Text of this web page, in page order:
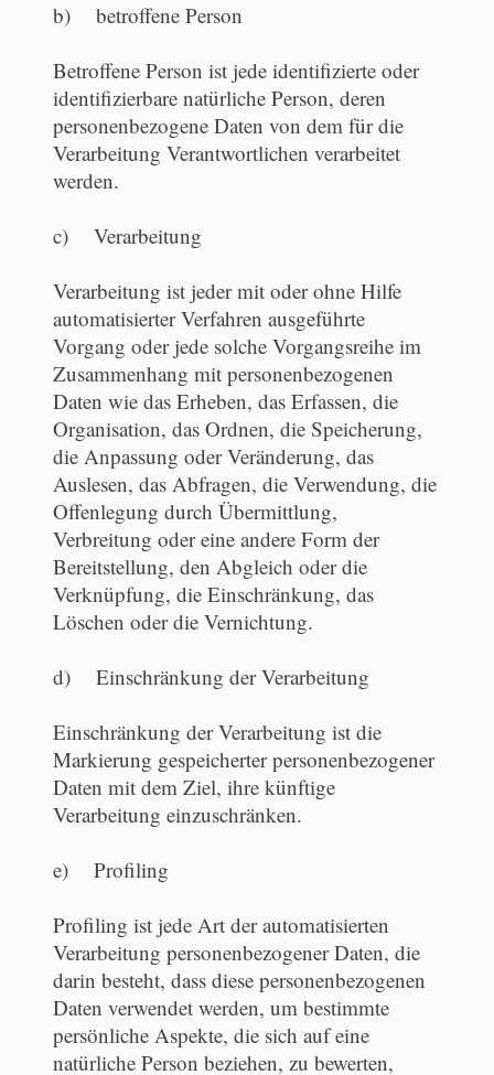
b) betroffene Person
Betroffene Person ist jede identifizierte oder
identifizierbare natürliche Person, deren
personenbezogene Daten von dem für die
Verarbeitung Verantwortlichen verarbeitet
werden.
c) Verarbeitung
Verarbeitung ist jeder mit oder ohne Hilfe
automatisierter Verfahren ausgeführte
Vorgang oder jede solche Vorgangsreihe im
Zusammenhang mit personenbezogenen
Daten wie das Erheben, das Erfassen, die
Organisation, das Ordnen, die Speicherung,
die Anpassung oder Veränderung, das
Auslesen, das Abfragen, die Verwendung, die
Offenlegung durch Übermittlung,
Verbreitung oder eine andere Form der
Bereitstellung, den Abgleich oder die
Verknüpfung, die Einschränkung, das
Löschen oder die Vernichtung.
d) Einschränkung der Verarbeitung
Einschränkung der Verarbeitung ist die
Markierung gespeicherter personenbezogener
Daten mit dem Ziel, ihre künftige
Verarbeitung einzuschränken.
e) Profiling
Profiling ist jede Art der automatisierten
Verarbeitung personenbezogener Daten, die
darin besteht, dass diese personenbezogenen
Daten verwendet werden, um bestimmte
persönliche Aspekte, die sich auf eine
natürliche Person beziehen, zu bewerten,